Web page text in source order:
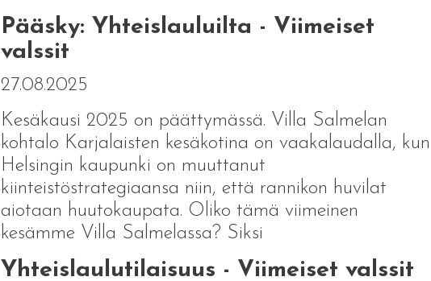
Pääsky: Yhteislauluilta - Viimeiset
valssit
27.08.2025
Kesäkausi 2025 on päättymässä. Villa Salmelan
kohtalo Karjalaisten kesäkotina on vaakalaudalla, kun
Helsingin kaupunki on muuttanut
kiinteistöstrategiaansa niin, että rannikon huvilat
aiotaan huutokaupata. Oliko tämä viimeinen
kesämme Villa Salmelassa? Siksi
Yhteislaulutilaisuus - Viimeiset valssit